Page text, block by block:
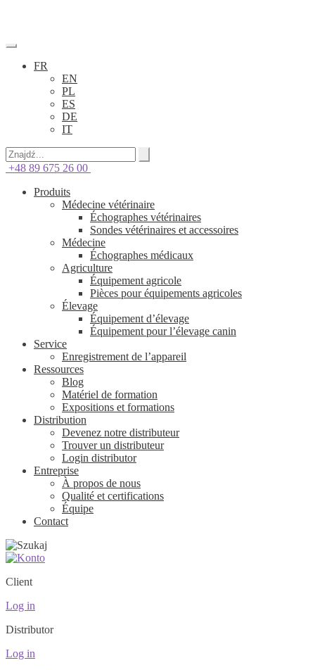
FR
EN
PL
ES
DE
IT
+48 89 675 26 00
Produits
Médecine vétérinaire
Échographes vétérinaires
Sondes vétérinaires et accessoires
Médecine
Échographes médicaux
Agriculture
Équipement agricole
Pièces pour équipements agricoles
Élevage
Équipement d’élevage
Équipement pour l’élevage canin
Service
Enregistrement de l’appareil
Ressources
Blog
Matériel de formation
Expositions et formations
Distribution
Devenez notre distributeur
Trouver un distributeur
Login distributor
Entreprise
À propos de nous
Qualité et certifications
Équipe
Contact
Client
Log in
Distributor
Log in